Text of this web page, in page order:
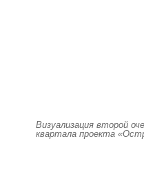
Визуализация второй
квартала проекта